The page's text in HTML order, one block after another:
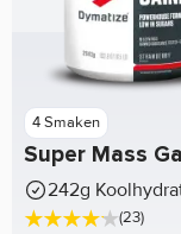
4 Smaken
Super Mass
242g
(23)